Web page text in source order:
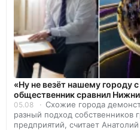
«Ну не везёт нашему городу
общественник сравнил
05.08
Схожие города
разный подход собственников
предприятий, считает